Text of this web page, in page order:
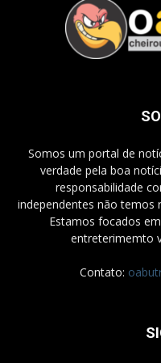
Somos um portal de
verdade pela boa
responsabilidade
independentes não temos
Estamos focados
entreterimemto
Contato: